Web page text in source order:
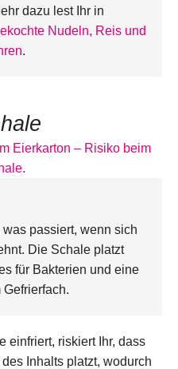
dazu lest Ihr in
Nudeln, Reis und
.
passiert, wenn sich
Die Schale platzt
für Bakterien und eine
einfriert, riskiert Ihr, dass
Inhalts platzt, wodurch